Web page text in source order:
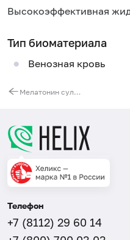
Высокоэффективная
Тип биоматериала
Венозная кровь
Мелатонин сульфат в моче
Телефон
+7 (8112) 29 60 14